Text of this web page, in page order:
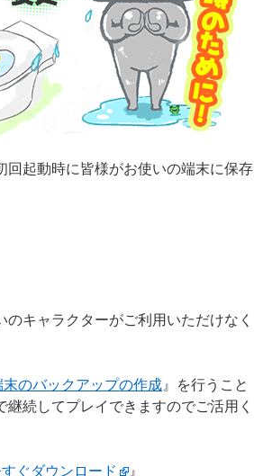
回起動時に皆様がお使いの端末に保存
キャラクターがご利用いただけなく
のバックアップの作成 』を行うこと
続してプレイできますのでご活用く
ぐダウンロード 』